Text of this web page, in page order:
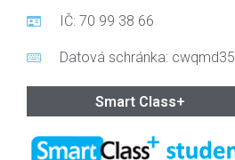
IČ: 70 99 38 66
Datová schránka: cwqmd35
Smart Class+